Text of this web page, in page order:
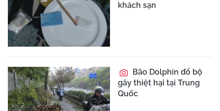
khách sạn
Bão Dolphin đổ bộ
gây thiệt hại tại Trung
Quốc